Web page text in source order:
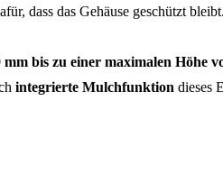
dass das Gehäuse geschützt
bis zu einer maximalen Höhe
integrierte Mulchfunktion dieses